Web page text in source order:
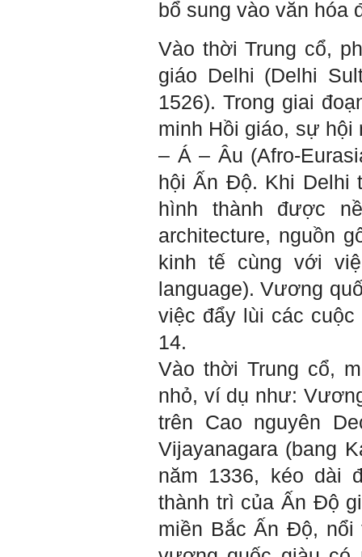
bổ sung vào văn hóa
Vào thời Trung cổ,
giáo Delhi (Delhi
1526). Trong giai
minh Hồi giáo, sự
– Á – Âu (Afro-
hội Ấn Độ. Khi Delhi
hình thành được
architecture, nguồn
kinh tế cùng với
language). Vương
việc đẩy lùi các
14.
Vào thời Trung cổ,
nhỏ, ví dụ như:
trên Cao nguyên
Vijayanagara (bang
năm 1336, kéo dài
thành trì của Ấn Độ
miền Bắc Ấn Độ,